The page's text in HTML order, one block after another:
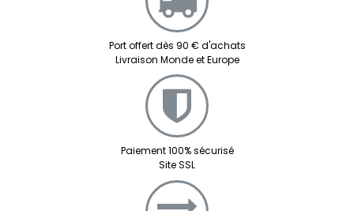
Port offert dès 90 € d'achats
Livraison Monde et Europe
Paiement 100% sécurisé
Site SSL